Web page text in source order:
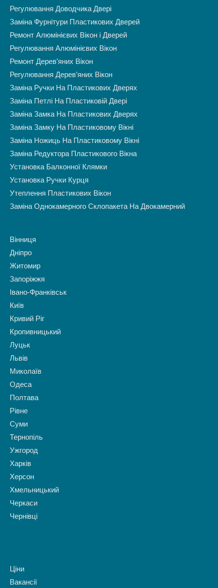
Регулювання Доводчика Двері
Заміна Фурнітури Пластикових Дверей
Ремонт Алюмінієвих Вікон і Дверей
Регулювання Алюмінієвих Вікон
Ремонт Дерев’яних Вікон
Регулювання Дерев’яних Вікон
Заміна Ручки На Пластикових Дверях
Заміна Петлі На Пластиковій Двері
Заміна Замка На Пластикових Дверях
Заміна Замку На Пластиковому Вікні
Заміна Ножиць На Пластиковому Вікні
Заміна Редуктора Пластикового Вікна
Установка Балконної Клямки
Установка Ручки Курця
Утеплення Пластикових Вікон
Заміна Однокамерного Склопакета На Двокамерний
Вінниця
Дніпро
Житомир
Запоріжжя
Івано-Франківськ
Київ
Кривий Ріг
Кропивницький
Луцьк
Львів
Миколаїв
Одеса
Полтава
Рівне
Суми
Тернопіль
Ужгород
Харків
Херсон
Хмельницький
Черкаси
Чернівці
Ціни
Вакансії